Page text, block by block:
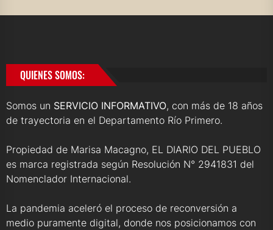
QUIENES SOMOS:
Somos un SERVICIO INFORMATIVO, con más de 18 años
de trayectoria en el Departamento Río Primero.
Propiedad de Marisa Macagno, EL DIARIO DEL PUEBLO
es marca registrada según Resolución N° 2941831 del
Nomenclador Internacional.
La pandemia aceleró el proceso de reconversión a
medio puramente digital, donde nos posicionamos con